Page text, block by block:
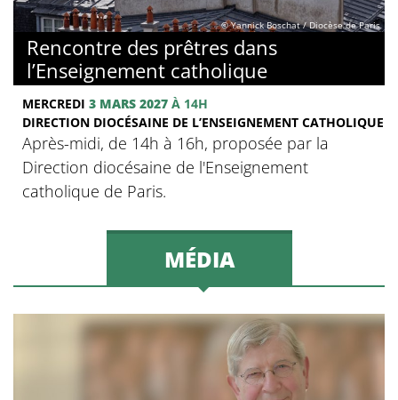
© Yannick Boschat / Diocèse de Paris
Rencontre des prêtres dans
l’Enseignement catholique
MERCREDI 3 MARS 2027 À 14H
DIRECTION DIOCÉSAINE DE L’ENSEIGNEMENT CATHOLIQUE
Après-midi, de 14h à 16h, proposée par la
Direction diocésaine de l'Enseignement
catholique de Paris.
MÉDIA